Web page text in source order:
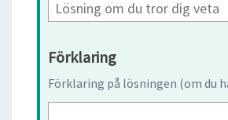
Förklaring
Förklaring på lösningen (om du